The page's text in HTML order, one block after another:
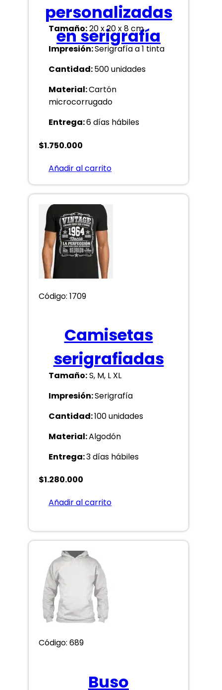
personalizadas
en serigrafía
Tamaño:20 x 20 x 8 cm
Impresión:Serigrafía a 1 tinta
Cantidad:500 unidades
Material:Cartón
microcorrugado
Entrega:6 días hábiles
$1.750.000
Añadir al carrito
Código: 1709
Camisetas
serigrafiadas
Tamaño:S, M, L XL
Impresión:Serigrafía
Cantidad:100 unidades
Material:Algodón
Entrega:3 días hábiles
$1.280.000
Añadir al carrito
Código: 689
Buso